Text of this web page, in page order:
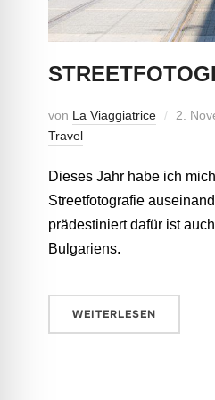
von La Viaggiatrice 2.
Travel
Dieses Jahr habe ich
Streetfotografie
prädestiniert dafür ist
Bulgariens.
WEITERLESEN